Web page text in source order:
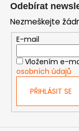
Odebírat
Nezmeškejte
E-mail
Vložením e-
osobních údajů
PŘIHLÁSIT SE